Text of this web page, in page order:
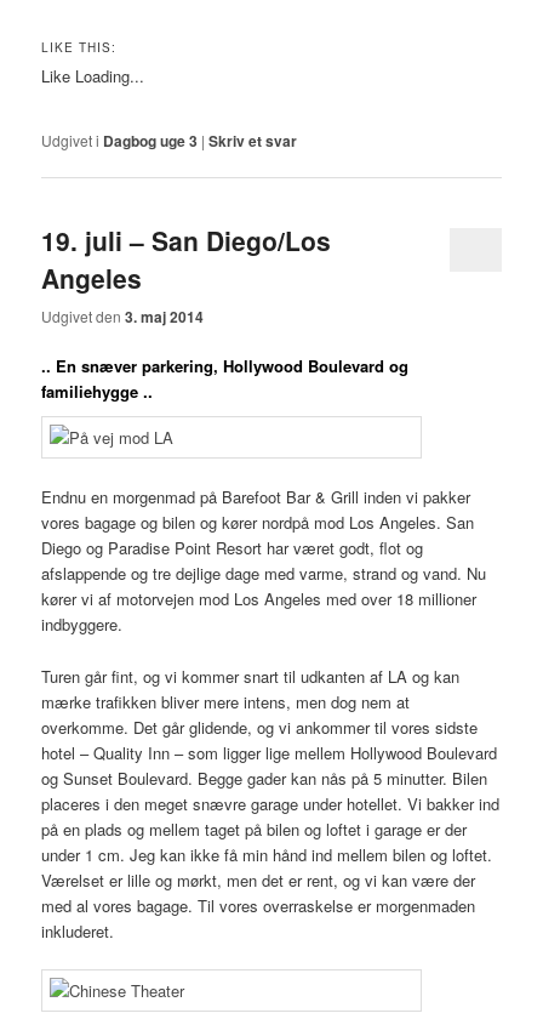
LIKE THIS:
Like Loading...
Udgivet i Dagbog uge 3 |Skriv et svar
19. juli – San Diego/Los
Angeles
Udgivet den3. maj 2014
.. En snæver parkering, Hollywood Boulevard og
familiehygge ..
Endnu en morgenmad på Barefoot Bar & Grill inden vi pakker
vores bagage og bilen og kører nordpå mod Los Angeles. San
Diego og Paradise Point Resort har været godt, flot og
afslappende og tre dejlige dage med varme, strand og vand. Nu
kører vi af motorvejen mod Los Angeles med over 18 millioner
indbyggere.
Turen går fint, og vi kommer snart til udkanten af LA og kan
mærke trafikken bliver mere intens, men dog nem at
overkomme. Det går glidende, og vi ankommer til vores sidste
hotel – Quality Inn – som ligger lige mellem Hollywood Boulevard
og Sunset Boulevard. Begge gader kan nås på 5 minutter. Bilen
placeres i den meget snævre garage under hotellet. Vi bakker ind
på en plads og mellem taget på bilen og loftet i garage er der
under 1 cm. Jeg kan ikke få min hånd ind mellem bilen og loftet.
Værelset er lille og mørkt, men det er rent, og vi kan være der
med al vores bagage. Til vores overraskelse er morgenmaden
inkluderet.